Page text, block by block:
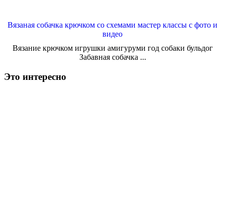
Вязаная собачка крючком со схемами мастер классы с фото и
видео
Вязание крючком игрушки амигуруми год собаки бульдог
Забавная собачка ...
Это интересно